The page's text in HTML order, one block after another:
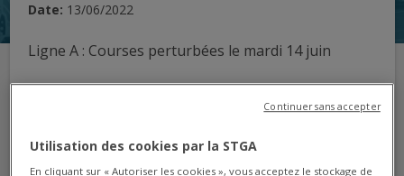
Date: 13/06/2022
Ligne A : Courses perturbées le mardi 14 juin
momentané de personnel de conduite, certaines
courses ne pourront pas être assurées ce mardi
Utilisation des cookies par la STGA
En cliquant sur « Autoriser les cookies », vous acceptez le stockage de
Continuer sans accepter